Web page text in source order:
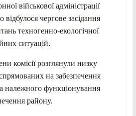
військової адміністрації
чергове засідання
техногенно-екологічної
ситуацій.
комісії розглянули низку
на забезпечення
належного функціонування
району.